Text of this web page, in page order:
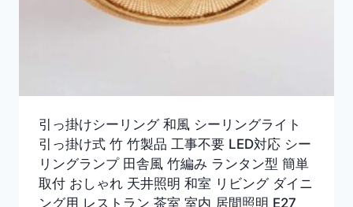
引っ掛けシーリング 和風 シーリングライト
引っ掛け式 竹 竹製品 工事不要 LED対応 シー
リングランプ 田舎風 竹編み ランタン型 簡単
取付 おしゃれ 天井照明 和室 リビング ダイニ
ング用 レストラン 茶室 室内 居間照明 E27